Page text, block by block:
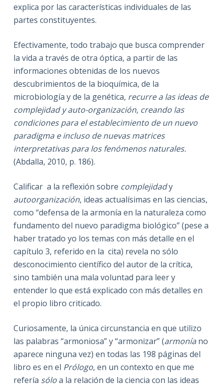
explica por las características individuales de las
partes constituyentes.
Efectivamente, todo trabajo que busca comprender
la vida a través de otra óptica, a partir de las
informaciones obtenidas de los nuevos
descubrimientos de la bioquímica, de la
microbiología y de la genética, recurre a las ideas de
complejidad y auto-organización, creando las
condiciones para el establecimiento de un nuevo
paradigma e incluso de nuevas matrices
interpretativas para los fenómenos naturales.
(Abdalla, 2010, p. 186).
Calificar a la reflexión sobre complejidady
autoorganización, ideas actualísimas en las ciencias,
como “defensa de la armonía en la naturaleza como
fundamento del nuevo paradigma biológico” (pese a
haber tratado yo los temas con más detalle en el
capítulo 3, referido en la cita) revela no sólo
desconocimiento científico del autor de la crítica,
sino también una mala voluntad para leer y
entender lo que está explicado con más detalles en
el propio libro criticado.
Curiosamente, la única circunstancia en que utilizo
las palabras “armoniosa” y “armonizar” (armoníano
aparece ninguna vez) en todas las 198 páginas del
libro es en el Prólogo, en un contexto en que me
refería sóloa la relación de la ciencia con las ideas